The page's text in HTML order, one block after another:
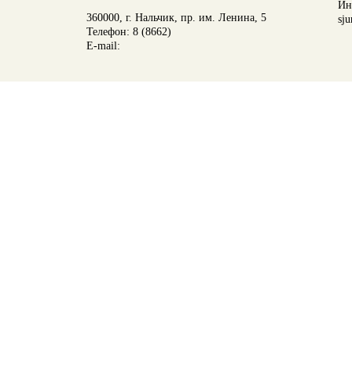
360000, г. Нальчик, пр. им. Ленина, 5
Телефон: 8 (8662)
E-mail: